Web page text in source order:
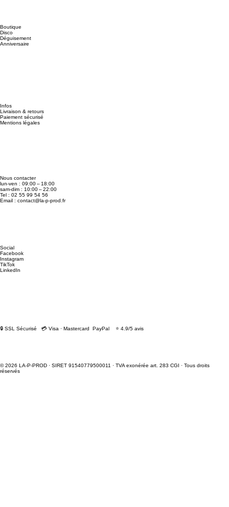
Boutique
Disco
Déguisement
Anniversaire
Social
Facebook
Instagram
TikTok
LinkedIn
Infos
Livraison & retours
Paiement sécurisé
Mentions légales
Nous contacter
lun-ven : 09:00 – 18:00
sam-dim : 10:00 – 22:00
Tel : 02 55 99 54 56
Email : contact@la-p-prod.fr
© 2026 LA-P-PROD · SIRET 91540779500011 · TVA exonérée art. 283 CGI · Tous droits
réservés
🔒 SSL Sécurisé 💳 Visa · Mastercard PayPal ⭐ 4.9/5 avis